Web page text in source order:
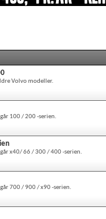
Volvo modeller.
100 / 200 -serien.
x40/ 66 / 300 / 400 -serien.
700 / 900 / x90 -serien.